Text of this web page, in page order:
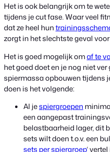
Het is ook belangrijk om te
tijdens je cut fase. Waar veel
dat ze heel hun
zorgt in het slechtste geval
Het is goed mogelijk omaf te
het goed doet en je nog niet
spiermassa opbouwen tijdens
doen is het volgende:
Al jespiergroepen
een aangepast
belastbaarheid lager, dit
sets wilt doen t.o.v. een
sets per spiergroep‘